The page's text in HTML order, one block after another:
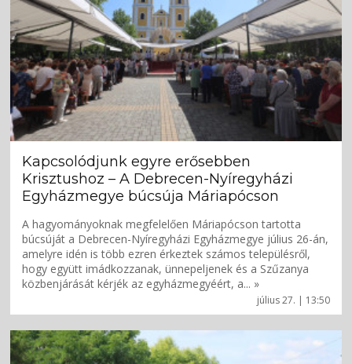
július 27. | 13:50
Kapcsolódjunk egyre erősebben
Krisztushoz – A Debrecen-Nyíregyházi
Egyházmegye búcsúja Máriapócson
A hagyományoknak megfelelően Máriapócson tartotta
búcsúját a Debrecen-Nyíregyházi Egyházmegye július 26-án,
amelyre idén is több ezren érkeztek számos településről,
hogy együtt imádkozzanak, ünnepeljenek és a Szűzanya
közbenjárását kérjék az egyházmegyéért, a... »